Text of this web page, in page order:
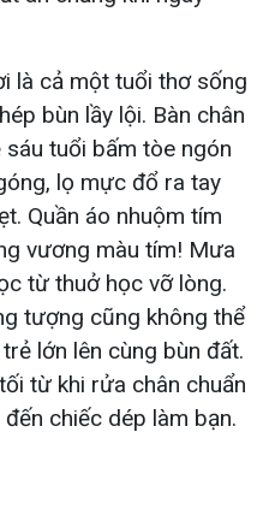
là cả một tuổi thơ sống
bùn lầy lội. Bàn chân
tuổi bấm tòe ngón
lọ mực đổ ra tay
Quần áo nhuộm tím
vương màu tím! Mưa
từ thuở học vỡ lòng.
tượng cũng không thể
lớn lên cùng bùn đất.
từ khi rửa chân chuẩn
chiếc dép làm bạn.